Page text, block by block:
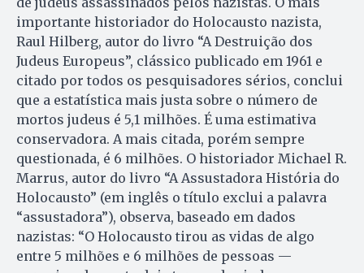
importante historiador do Holocausto nazista,
Raul Hilberg, autor do livro “A Destruição dos
Judeus Europeus”, clássico publicado em 1961 e
citado por todos os pesquisadores sérios, conclui
que a estatística mais justa sobre o número de
mortos judeus é 5,1 milhões. É uma estimativa
conservadora. A mais citada, porém sempre
questionada, é 6 milhões. O historiador Michael R.
Marrus, autor do livro “A Assustadora História do
Holocausto” (em inglês o título exclui a palavra
“assustadora”), observa, baseado em dados
nazistas: “O Holocausto tirou as vidas de algo
entre 5 milhões e 6 milhões de pessoas —